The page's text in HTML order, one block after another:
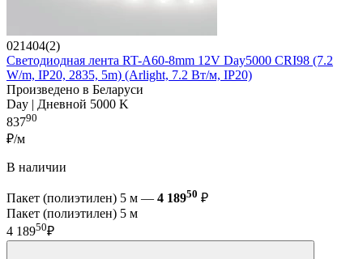
021404(2)
Светодиодная лента RT-A60-8mm 12V Day5000 CRI98 (7.2
W/m, IP20, 2835, 5m) (Arlight, 7.2 Вт/м, IP20)
Произведено в Беларуси
Day | Дневной 5000 K
83790
₽/м
В наличии
Пакет (полиэтилен) 5 м — 4 18950 ₽
Пакет (полиэтилен) 5 м
4 18950₽